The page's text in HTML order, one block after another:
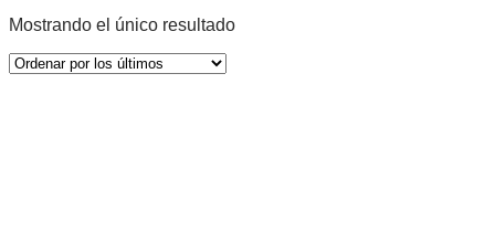
Mostrando el único resultado